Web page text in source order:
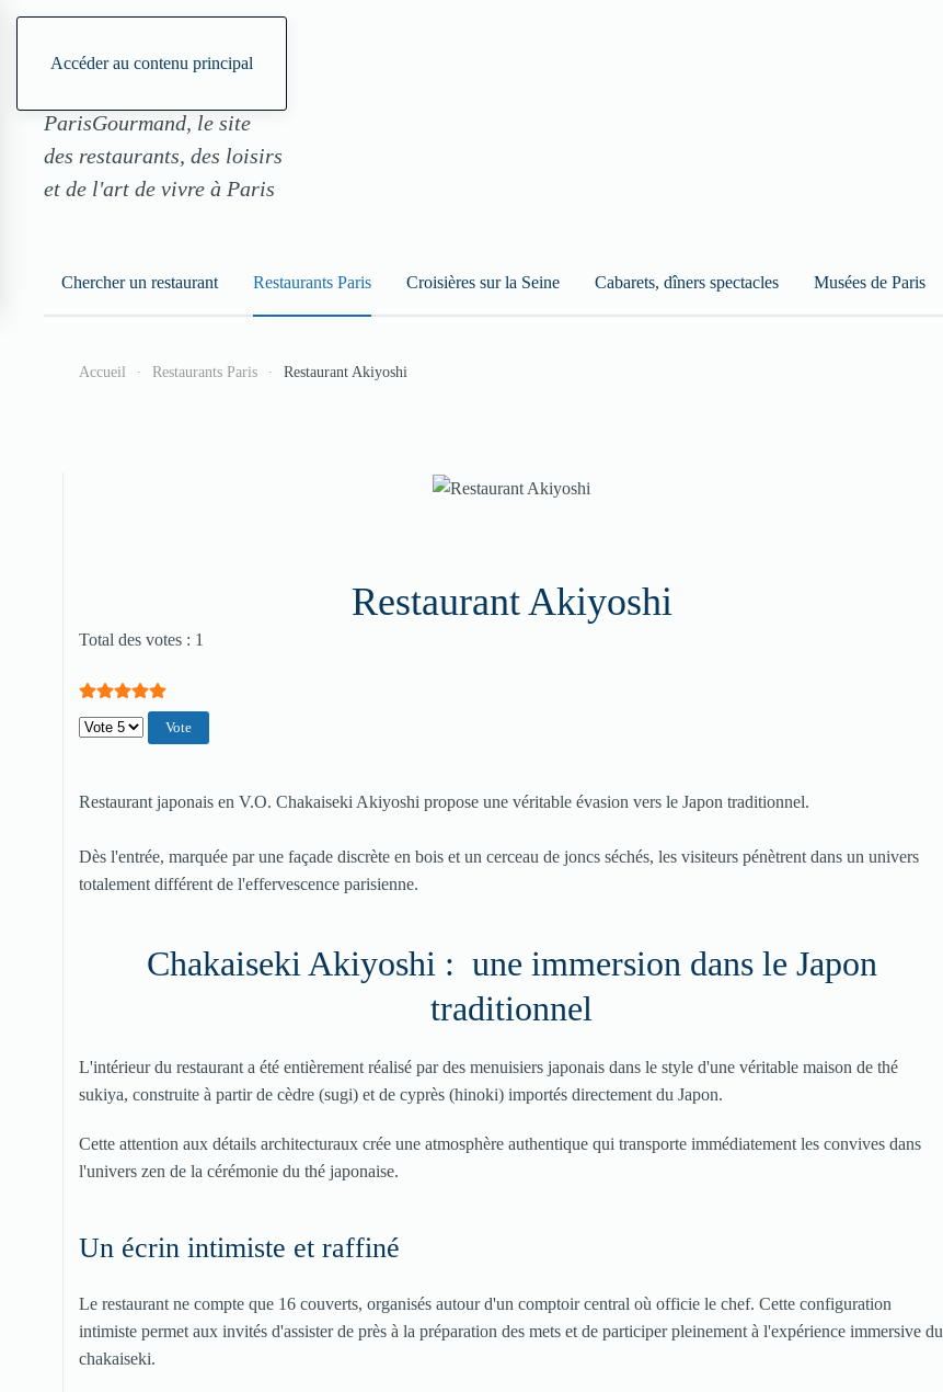
Accéder au contenu principal
ParisGourmand, le site
des restaurants, des loisirs
et de l'art de vivre à Paris
Chercher un restaurant Restaurants Paris Croisières sur la Seine Cabarets, dîners spectacles Musées de Paris
Accueil Restaurants Paris Restaurant Akiyoshi
Restaurant Akiyoshi
Vote utilisateur: 5/
Total des votes : 1
Veuillez voter
Restaurant japonais en V.O. Chakaiseki Akiyoshi propose une véritable évasion vers le Japon traditionnel.
Dès l'entrée, marquée par une façade discrète en bois et un cerceau de joncs séchés, les visiteurs pénètrent dans un univers
totalement différent de l'effervescence parisienne.
Chakaiseki Akiyoshi : une immersion dans le Japon
traditionnel
L'intérieur du restaurant a été entièrement réalisé par des menuisiers japonais dans le style d'une véritable maison de thé
sukiya, construite à partir de cèdre (sugi) et de cyprès (hinoki) importés directement du Japon.
Cette attention aux détails architecturaux crée une atmosphère authentique qui transporte immédiatement les convives dans
l'univers zen de la cérémonie du thé japonaise.
Un écrin intimiste et raffiné
Le restaurant ne compte que 16 couverts, organisés autour d'un comptoir central où officie le chef. Cette configuration
intimiste permet aux invités d'assister de près à la préparation des mets et de participer pleinement à l'expérience immersive du
chakaiseki.